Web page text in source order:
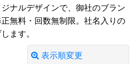
ナルデザインで、御社のブラン
無料・回数無制限。社名入りの
ます。
表示順変更